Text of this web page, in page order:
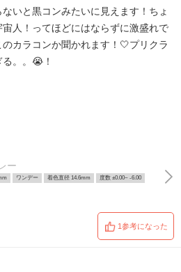
いと黒コンみたいに見えます！ちょ
人！ってほどにはならずに激盛れで
カラコンか聞かれます！🤍プリクラ
。。😭！
ー
ワンデー 着色直径 14.6mm 度数 ±0.00~ -6.00
1参考になった